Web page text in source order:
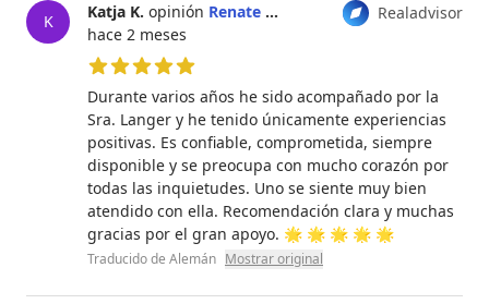
K Realadvisor
Katja K. opinión Renate Langer
hace 2 meses
5 de 5 estrellas
Durante varios años he sido acompañado por la
Sra. Langer y he tenido únicamente experiencias
positivas. Es confiable, comprometida, siempre
disponible y se preocupa con mucho corazón por
todas las inquietudes. Uno se siente muy bien
atendido con ella. Recomendación clara y muchas
gracias por el gran apoyo. 🌟 🌟 🌟 🌟 🌟
Traducido de Alemán Mostrar original